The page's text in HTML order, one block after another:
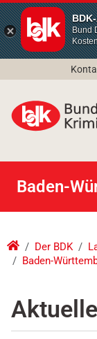
Bund
Baden-
Der BDK
Baden-